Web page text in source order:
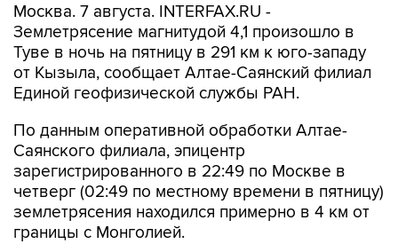
Москва. 7 августа. INTERFAX.RU -
Землетрясение магнитудой 4,1 произошло в
Туве в ночь на пятницу в 291 км к юго-западу
от Кызыла, сообщает Алтае-Саянский филиал
Единой геофизической службы РАН.
По данным оперативной обработки Алтае-
Саянского филиала, эпицентр
зарегистрированного в 22:49 по Москве в
четверг (02:49 по местному времени в пятницу)
землетрясения находился примерно в 4 км от
границы с Монголией.